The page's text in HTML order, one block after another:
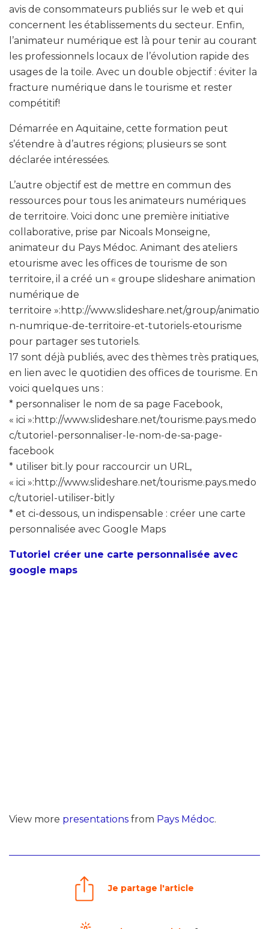
avis de consommateurs publiés sur le web et qui
concernent les établissements du secteur. Enfin,
l’animateur numérique est là pour tenir au courant
les professionnels locaux de l’évolution rapide des
usages de la toile. Avec un double objectif : éviter la
fracture numérique dans le tourisme et rester
compétitif!
Démarrée en Aquitaine, cette formation peut
s’étendre à d’autres régions; plusieurs se sont
déclarée intéressées.
L’autre objectif est de mettre en commun des
ressources pour tous les animateurs numériques
de territoire. Voici donc une première initiative
collaborative, prise par Nicoals Monseigne,
animateur du Pays Médoc. Animant des ateliers
etourisme avec les offices de tourisme de son
territoire, il a créé un « groupe slideshare animation
numérique de
territoire »:http://www.slideshare.net/group/animatio
n-numrique-de-territoire-et-tutoriels-etourisme
pour partager ses tutoriels.
17 sont déjà publiés, avec des thèmes très pratiques,
en lien avec le quotidien des offices de tourisme. En
voici quelques uns :
* personnaliser le nom de sa page Facebook,
« ici »:http://www.slideshare.net/tourisme.pays.medo
c/tutoriel-personnaliser-le-nom-de-sa-page-
facebook
* utiliser bit.ly pour raccourcir un URL,
« ici »:http://www.slideshare.net/tourisme.pays.medo
c/tutoriel-utiliser-bitly
* et ci-dessous, un indispensable : créer une carte
personnalisée avec Google Maps
Tutoriel créer une carte personnalisée avec
google maps
View more presentations from Pays Médoc.
Je partage l'article